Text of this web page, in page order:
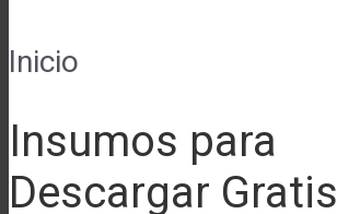
Inicio
Insumos para
Descargar Gratis